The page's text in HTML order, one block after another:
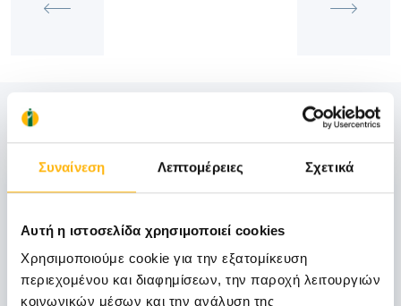
Συναίνεση Λεπτομέρειες Σχετικά
Αυτή η ιστοσελίδα χρησιμοποιεί cookies
Χρησιμοποιούμε cookie για την εξατομίκευση
περιεχομένου και διαφημίσεων, την παροχή λειτουργιών
κοινωνικών μέσων και την ανάλυση της
Δείτε Επίσης
06
Νοεμβρίου
06 - 07 ΝΟΕ